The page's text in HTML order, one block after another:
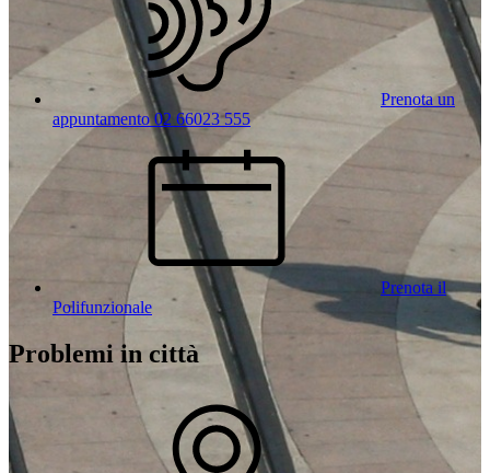
Prenota un
appuntamento 02 66023 555
Prenota il
Polifunzionale
Problemi in città